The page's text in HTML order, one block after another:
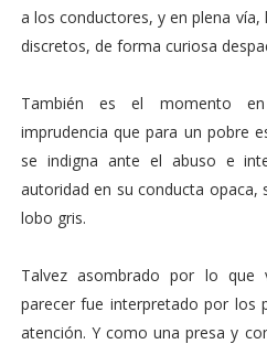
a los conductores, y en plena
discretos, de forma curiosa
También es el momento
imprudencia que para un pobre
se indigna ante el abuso e
autoridad en su conducta opaca,
lobo gris.
Talvez asombrado por lo que
parecer fue interpretado por los
atención. Y como una presa y